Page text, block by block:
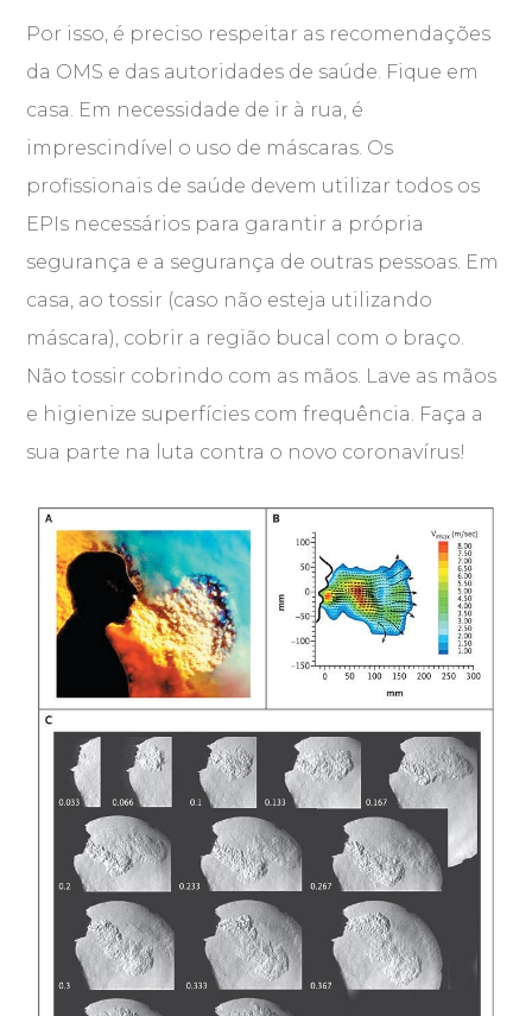
Por isso, é preciso respeitar as recomendações
da OMS e das autoridades de saúde. Fique em
casa. Em necessidade de ir à rua, é
imprescindível o uso de máscaras. Os
profissionais de saúde devem utilizar todos os
EPIs necessários para garantir a própria
segurança e a segurança de outras pessoas. Em
casa, ao tossir (caso não esteja utilizando
máscara), cobrir a região bucal com o braço.
Não tossir cobrindo com as mãos. Lave as mãos
e higienize superfícies com frequência. Faça a
sua parte na luta contra o novo coronavírus!